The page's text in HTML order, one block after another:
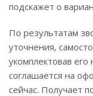
подскажет о
По результатам
уточнения,
укомплектовав
соглашается на
сейчас. Получает